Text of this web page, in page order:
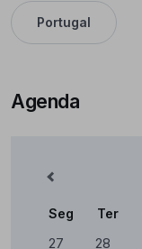
Portugal
Agenda
Calendário
Seg Ter
27 28